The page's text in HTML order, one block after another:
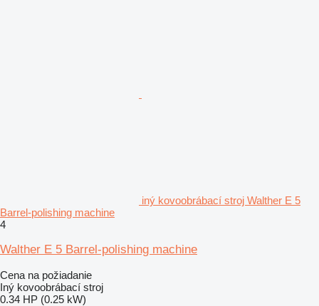
iný kovoobrábací stroj Walther E 5
Barrel-polishing machine
4
Walther E 5 Barrel-polishing machine
Cena na požiadanie
Iný kovoobrábací stroj
0.34 HP (0.25 kW)